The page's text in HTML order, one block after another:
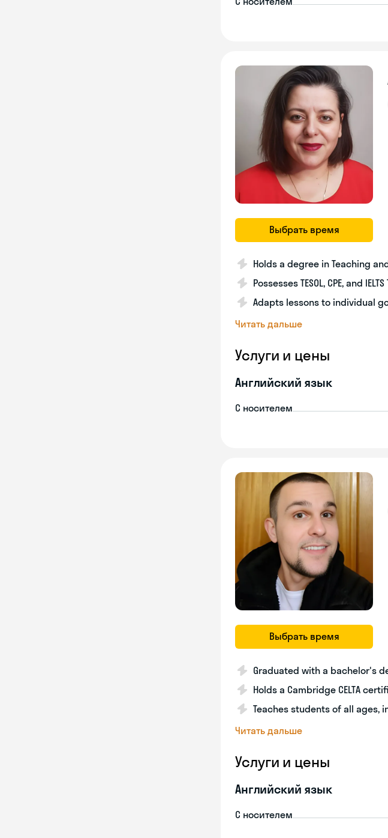
Выбрать время
Holds a degree in Teaching
Possesses TESOL, CPE, and
Adapts lessons to individual
Читать дальше
Услуги и цены
Английский язык
С носителем
Выбрать время
Graduated with a bachelor's
Holds a Cambridge CELTA
Teaches students of all ages,
Читать дальше
Услуги и цены
Английский язык
С носителем